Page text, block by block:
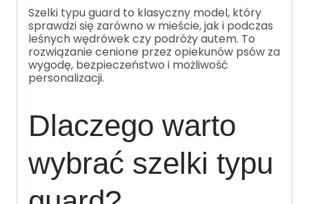
Szelki typu guard to klasyczny model, który
sprawdzi się zarówno w mieście, jak i podczas
leśnych wędrówek czy podróży autem. To
rozwiązanie cenione przez opiekunów psów za
wygodę, bezpieczeństwo i możliwość
personalizacji.
Dlaczego warto
wybrać szelki typu